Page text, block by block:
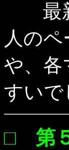
最新
人の
や、各
すいで
□ 第